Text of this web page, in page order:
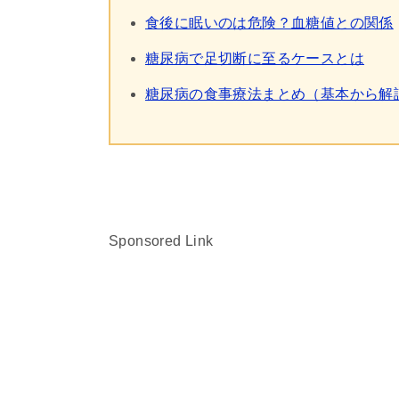
食後に眠いのは危険？血糖値との関係
糖尿病で足切断に至るケースとは
糖尿病の食事療法まとめ（基本から解
Sponsored Link